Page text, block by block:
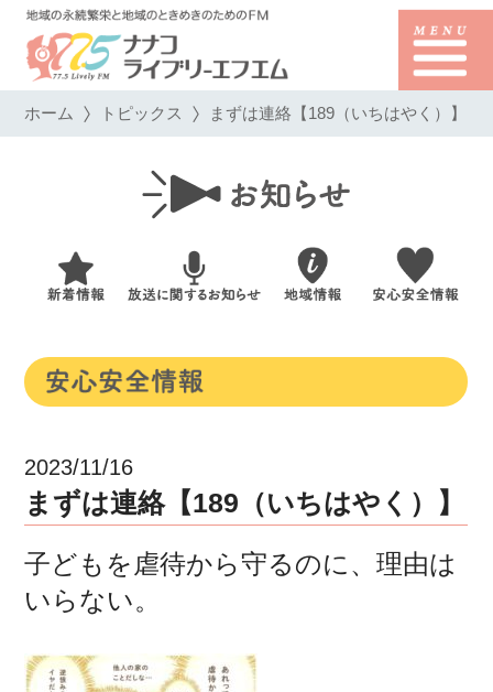
ホーム トピックス まずは連絡【189（いちはやく）】
2023/11/16
まずは連絡【189（いちはやく）】
子どもを虐待から守るのに、理由は
いらない。